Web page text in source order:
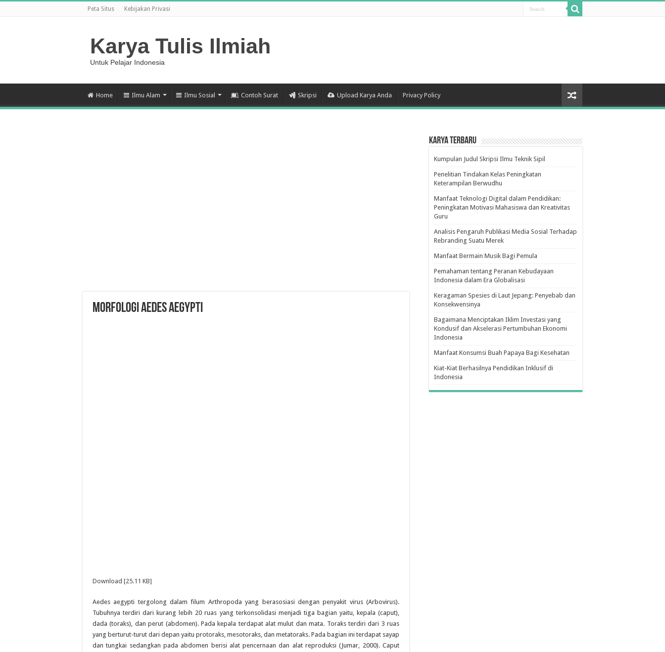
Peta Situs Kebijakan Privasi
Karya Tulis Ilmiah
Untuk Pelajar Indonesia
Home Ilmu Alam Ilmu Sosial Contoh Surat Skripsi Upload Karya Anda Privacy Policy
Morfologi Aedes aegypti
Download [25.11 KB]
Aedes aegypti tergolong dalam filum Arthropoda yang berasosiasi dengan penyakit virus (Arbovirus).
Tubuhnya terdiri dari kurang lebih 20 ruas yang terkonsolidasi menjadi tiga bagian yaitu, kepala (caput),
dada (toraks), dan perut (abdomen). Pada kepala terdapat alat mulut dan mata. Toraks terdiri dari 3 ruas
yang berturut-turut dari depan yaitu protoraks, mesotoraks, dan metatoraks. Pada bagian ini terdapat sayap
dan tungkai sedangkan pada abdomen berisi alat pencernaan dan alat reproduksi (Jumar, 2000). Caput
Karya Terbaru
Kumpulan Judul Skripsi Ilmu Teknik Sipil
Penelitian Tindakan Kelas Peningkatan
Keterampilan Berwudhu
Manfaat Teknologi Digital dalam Pendidikan:
Peningkatan Motivasi Mahasiswa dan Kreativitas
Guru
Analisis Pengaruh Publikasi Media Sosial Terhadap
Rebranding Suatu Merek
Manfaat Bermain Musik Bagi Pemula
Pemahaman tentang Peranan Kebudayaan
Indonesia dalam Era Globalisasi
Keragaman Spesies di Laut Jepang: Penyebab dan
Konsekwensinya
Bagaimana Menciptakan Iklim Investasi yang
Kondusif dan Akselerasi Pertumbuhan Ekonomi
Indonesia
Manfaat Konsumsi Buah Papaya Bagi Kesehatan
Kiat-Kiat Berhasilnya Pendidikan Inklusif di
Indonesia